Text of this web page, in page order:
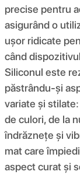
precise pentru
asigurând o
ușor ridicate
când
Siliconul este
păstrându-și
variate și
de culori, de la
îndrăznețe și
mat care
aspect curat și